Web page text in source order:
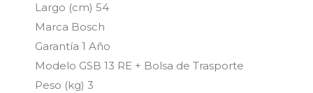
Largo (cm) 54
Marca Bosch
Garantía 1 Año
Modelo GSB 13 RE + Bolsa de Trasporte
Peso (kg) 3